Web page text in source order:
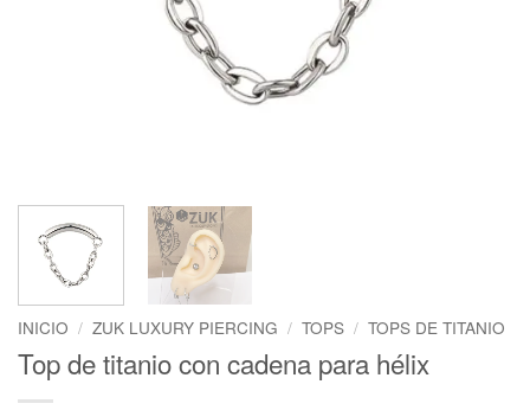
INICIO / ZUK LUXURY PIERCING / TOPS / TOPS DE TITANIO
Top de titanio con cadena para hélix